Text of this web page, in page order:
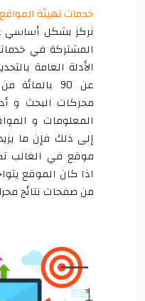
خدمات تهيئة
نركز بشكل أساسي
المشتركة في
الأدلة العامة
عن 90
محركات البحث و
المعلومات و
موقع في الغالب
اذا كان الموقع
من صفحات نتائج